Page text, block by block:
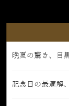
晩夏の驚き、目
記念日の最適解